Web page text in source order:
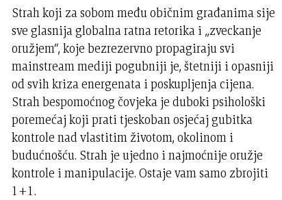
Strah koji za sobom među običnim građanima sije
sve glasnija globalna ratna retorika i „zveckanje
oružjem“, koje bezrezervno propagiraju svi
mainstream mediji pogubniji je, štetniji i opasniji
od svih kriza energenata i poskupljenja cijena.
Strah bespomoćnog čovjeka je duboki psihološki
poremećaj koji prati tjeskoban osjećaj gubitka
kontrole nad vlastitim životom, okolinom i
budućnošću. Strah je ujedno i najmoćnije oružje
kontrole i manipulacije. Ostaje vam samo zbrojiti
1+1.